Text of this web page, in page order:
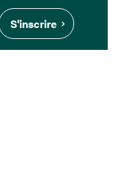
S'inscrire